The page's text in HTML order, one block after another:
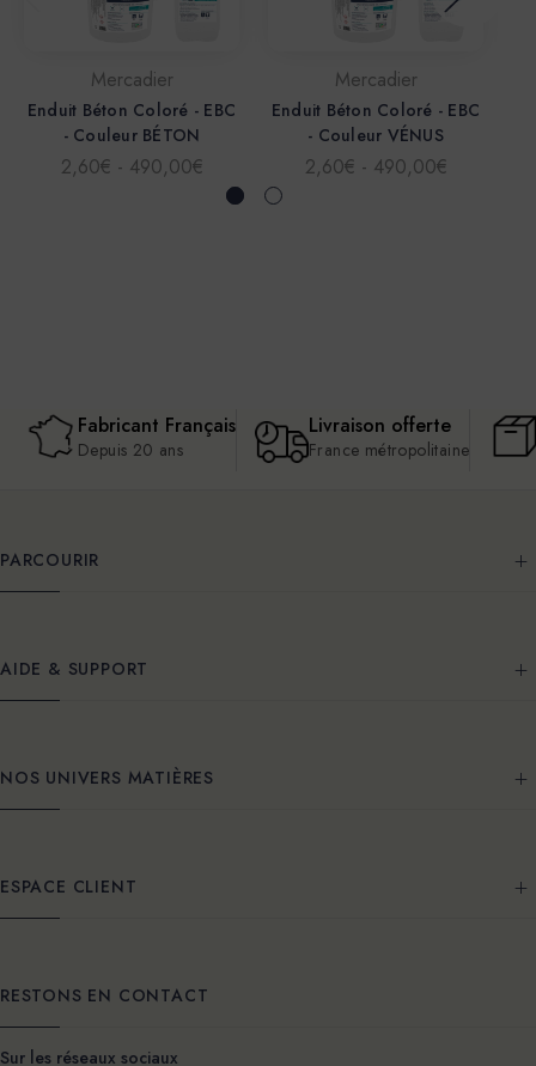
Mercadier
Enduit Béton Coloré - EBC
- Couleur BÉTON
2,60€ - 490,00€
Mercadier
Enduit Béton Coloré - EBC
- Couleur VÉNUS
2,60€ - 490,00€
Fabricant Français
Depuis 20 ans
Livraison offerte
France métropolitaine
PARCOURIR
AIDE & SUPPORT
NOS UNIVERS MATIÈRES
ESPACE CLIENT
RESTONS EN CONTACT
Sur les réseaux sociaux